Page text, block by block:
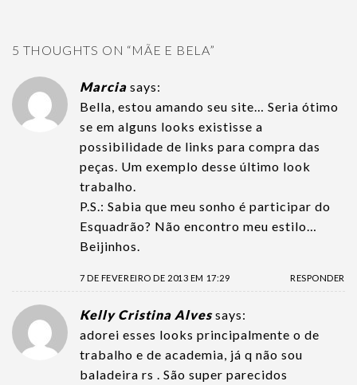
5 THOUGHTS ON “MÃE E BELA”
Marcia says:
Bella, estou amando seu site… Seria ótimo
se em alguns looks existisse a
possibilidade de links para compra das
peças. Um exemplo desse último look
trabalho.
P.S.: Sabia que meu sonho é participar do
Esquadrão? Não encontro meu estilo…
Beijinhos.
7 DE FEVEREIRO DE 2013 EM 17:29 RESPONDER
Kelly Cristina Alves says:
adorei esses looks principalmente o de
trabalho e de academia, já q não sou
baladeira rs . São super parecidos